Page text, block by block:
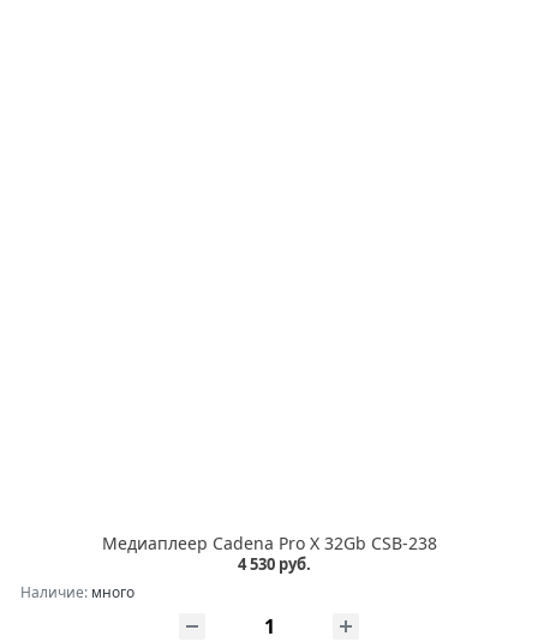
Медиаплеер Cadena Pro X 32Gb CSB-238
4 530 руб.
Наличие: много